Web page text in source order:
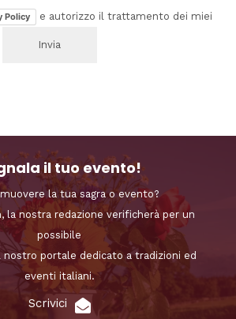
Policy
e autorizzo il trattamento dei miei
il tuo evento!
la tua sagra o evento?
la nostra redazione verificherà per un
possibile
portale dedicato a tradizioni ed
eventi italiani.
Scrivici